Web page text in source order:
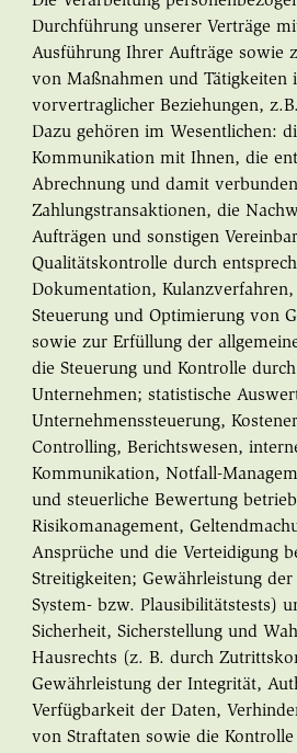
Durchführung unserer Verträge
Ausführung Ihrer Aufträge sowie
von Maßnahmen und Tätigkeiten
vorvertraglicher Beziehungen,
Dazu gehören im Wesentlichen:
Kommunikation mit Ihnen, die
Abrechnung und damit
Zahlungstransaktionen, die
Aufträgen und sonstigen
Qualitätskontrolle durch
Dokumentation,
Steuerung und Optimierung von
sowie zur Erfüllung der
die Steuerung und Kontrolle
Unternehmen; statistische
Unternehmenssteuerung,
Controlling, Berichtswesen,
Kommunikation, Notfall-
und steuerliche Bewertung
Risikomanagement,
Ansprüche und die Verteidigung
Streitigkeiten; Gewährleistung
System- bzw. Plausibilitätstests)
Sicherheit, Sicherstellung und
Hausrechts (z. B. durch
Gewährleistung der Integrität,
Verfügbarkeit der Daten,
von Straftaten sowie die